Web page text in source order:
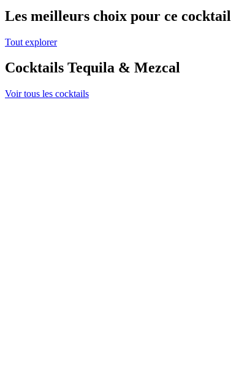
Les meilleurs choix pour ce cocktail
Tout explorer
Cocktails Tequila & Mezcal
Voir tous les cocktails